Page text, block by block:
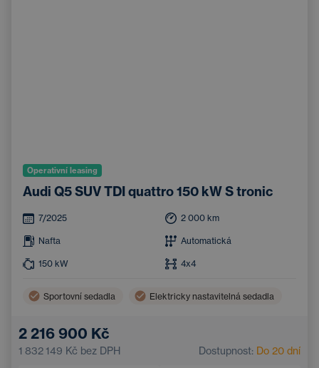
Operativní leasing
Audi Q5 SUV TDI quattro 150 kW S tronic
7/2025 2 000 km
Nafta Automatická
150 kW 4x4
Sportovní sedadla Elektricky nastavitelná sedadla
2 216 900 Kč
1 832 149 Kč bez DPH Dostupnost: Do 20 dní